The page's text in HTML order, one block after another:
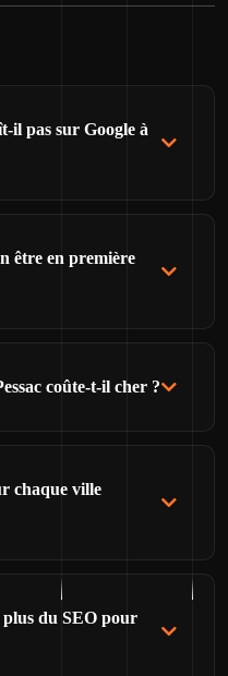
il pas sur Google à
être en première
coûte-t-il cher ?
chaque ville
du SEO pour